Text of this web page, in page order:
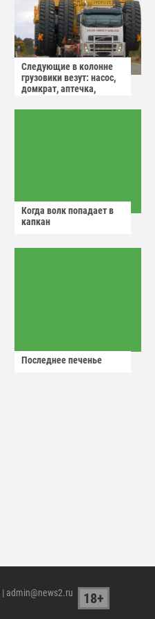
Следующие в колонне
грузовики везут: насос,
домкрат, аптечка,
Когда волк попадает в
капкан
Последнее печенье
| admin@news2.ru 18+